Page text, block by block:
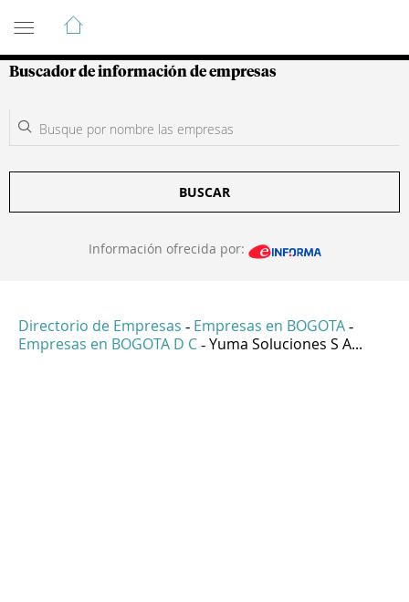
Guía de Empresas Colombianas
Buscador de información de empresas
BUSCAR
Información ofrecida por:
Directorio de Empresas - Empresas en BOGOTA -
Empresas en BOGOTA D C - Yuma Soluciones S A...